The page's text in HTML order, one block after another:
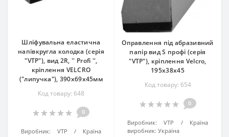
Шліфувальна еластична
напівкругла колодка (серія
"VTP"), вид 2R, '' Profi '',
кріплення VELCRO
("липучка"), 390х69х45мм
Код товару: 648
0
Виробник: VTP
Країна
Оправлення під абразивний
папір вид S профі (серія
"VTP"), кріплення Velcro,
195х38х45
Код товару: 654
0
Виробник: VTP
Країна
виробник: Україна